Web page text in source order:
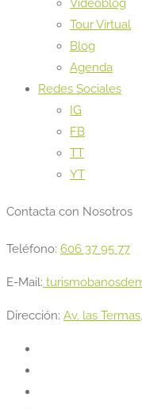
Videoblog
Tour Virtual
Blog
Agenda
Redes Sociales
IG
FB
TT
YT
Contacta con Nosotros
Teléfono: 606 37 95 77
E-Mail:
Dirección: Av. las